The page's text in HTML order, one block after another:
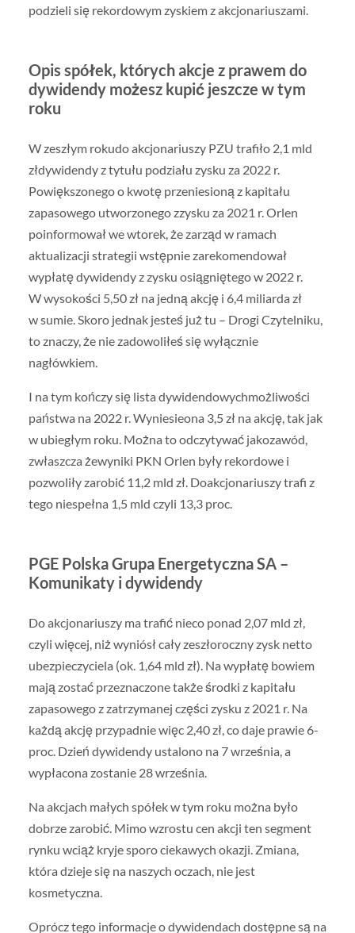
podzieli się rekordowym zyskiem z akcjonariuszami.
Opis spółek, których akcje z prawem do
dywidendy możesz kupić jeszcze w tym
roku
W zeszłym rokudo akcjonariuszy PZU trafiło 2,1 mld
złdywidendy z tytułu podziału zysku za 2022 r.
Powiększonego o kwotę przeniesioną z kapitału
zapasowego utworzonego zzysku za 2021 r. Orlen
poinformował we wtorek, że zarząd w ramach
aktualizacji strategii wstępnie zarekomendował
wypłatę dywidendy z zysku osiągniętego w 2022 r.
W wysokości 5,50 zł na jedną akcję i 6,4 miliarda zł
w sumie. Skoro jednak jesteś już tu – Drogi Czytelniku,
to znaczy, że nie zadowoliłeś się wyłącznie
nagłówkiem.
I na tym kończy się lista dywidendowychmożliwości
państwa na 2022 r. Wyniesieona 3,5 zł na akcję, tak jak
w ubiegłym roku. Można to odczytywać jakozawód,
zwłaszcza żewyniki PKN Orlen były rekordowe i
pozwoliły zarobić 11,2 mld zł. Doakcjonariuszy trafi z
tego niespełna 1,5 mld czyli 13,3 proc.
PGE Polska Grupa Energetyczna SA –
Komunikaty i dywidendy
Do akcjonariuszy ma trafić nieco ponad 2,07 mld zł,
czyli więcej, niż wyniósł cały zeszłoroczny zysk netto
ubezpieczyciela (ok. 1,64 mld zł). Na wypłatę bowiem
mają zostać przeznaczone także środki z kapitału
zapasowego z zatrzymanej części zysku z 2021 r. Na
każdą akcję przypadnie więc 2,40 zł, co daje prawie 6-
proc. Dzień dywidendy ustalono na 7 września, a
wypłacona zostanie 28 września.
Na akcjach małych spółek w tym roku można było
dobrze zarobić. Mimo wzrostu cen akcji ten segment
rynku wciąż kryje sporo ciekawych okazji. Zmiana,
która dzieje się na naszych oczach, nie jest
kosmetyczna.
Oprócz tego informacje o dywidendach dostępne są na